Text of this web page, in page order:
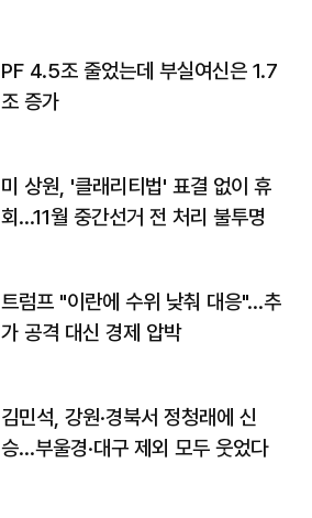
PF 4.5조 줄었는데 부실여신은 1.7
조 증가
미 상원, '클래리티법' 표결 없이 휴
회…11월 중간선거 전 처리 불투명
트럼프 "이란에 수위 낮춰 대응"…추
가 공격 대신 경제 압박
김민석, 강원·경북서 정청래에 신
승…부울경·대구 제외 모두 웃었다